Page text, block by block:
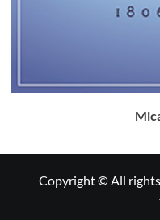
Copyright © All rights